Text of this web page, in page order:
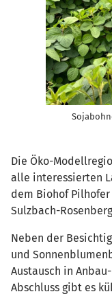
Die Öko-
alle interessierten
dem Biohof
Sulzbach-
Neben der
und
Austausch in
Abschluss gibt es